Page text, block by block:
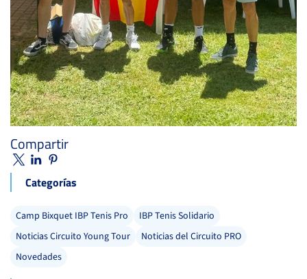
Compartir
Categorías
Camp Bixquet IBP Tenis Pro
IBP Tenis Solidario
Noticias Circuito Young Tour
Noticias del Circuito PRO
Novedades